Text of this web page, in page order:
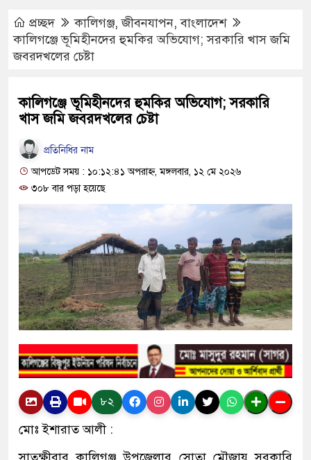
প্রচ্ছদ কালিগঞ্জ,জীবনযাপন,বাংলাদেশ
কালিগঞ্জে ভূমিহীনদের হুমকির অভিযোগ; সরকারি খাস জমি
জবরদখলের চেষ্টা
কালিগঞ্জে ভূমিহীনদের হুমকির অভিযোগ; সরকারি
খাস জমি জবরদখলের চেষ্টা
প্রতিনিধির নাম
আপডেট সময় : ১০:১২:৪১ অপরাহ্ণ, মঙ্গলবার, ১২ মে ২০২৬
৩০৮ বার পড়া হয়েছে
৮২
মোঃ ইশারাত আলী :
সাতক্ষীরার কালিগঞ্জ উপজেলার সোতা মৌজায় সরকারি